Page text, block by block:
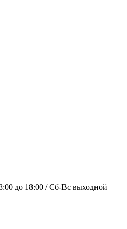
до 18:00 / Сб-Вс выходной